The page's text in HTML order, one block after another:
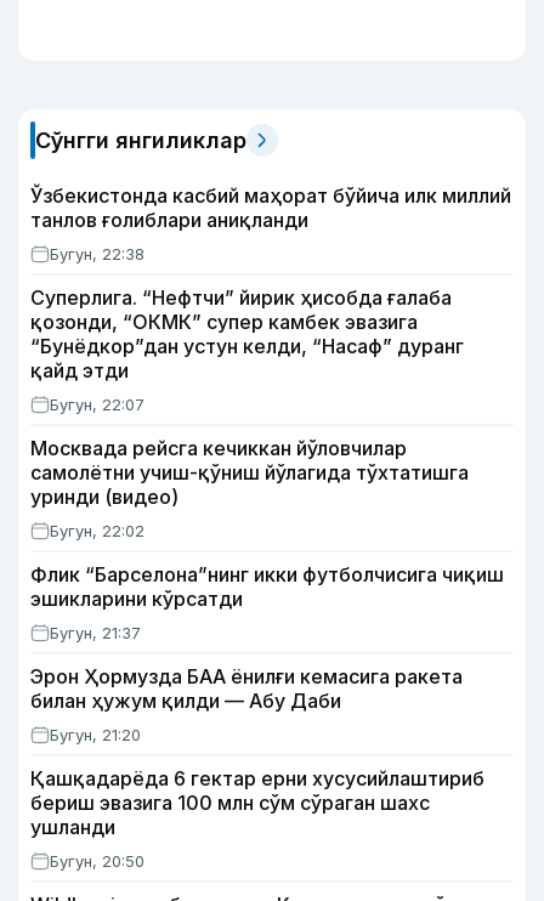
Сўнгги янгиликлар
Ўзбекистонда касбий маҳорат бўйича илк миллий
танлов ғолиблари аниқланди
Бугун, 22:38
Суперлига. “Нефтчи” йирик ҳисобда ғалаба
қозонди, “ОКМК” супер камбек эвазига
“Бунёдкор”дан устун келди, “Насаф” дуранг
қайд этди
Бугун, 22:07
Москвада рейсга кечиккан йўловчилар
самолётни учиш-қўниш йўлагида тўхтатишга
уринди (видео)
Бугун, 22:02
Флик “Барселона”нинг икки футболчисига чиқиш
эшикларини кўрсатди
Бугун, 21:37
Эрон Ҳормузда БАА ёнилғи кемасига ракета
билан ҳужум қилди — Абу Даби
Бугун, 21:20
Қашқадарёда 6 гектар ерни хусусийлаштириб
бериш эвазига 100 млн сўм сўраган шахс
ушланди
Бугун, 20:50